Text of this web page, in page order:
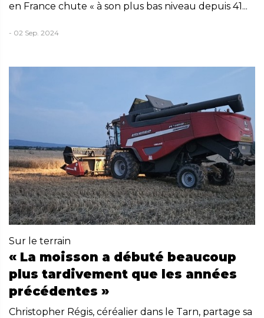
en France chute « à son plus bas niveau depuis 41...
- 02 Sep. 2024
Sur le terrain
« La moisson a débuté beaucoup
plus tardivement que les années
précédentes »
Christopher Régis, céréalier dans le Tarn, partage sa